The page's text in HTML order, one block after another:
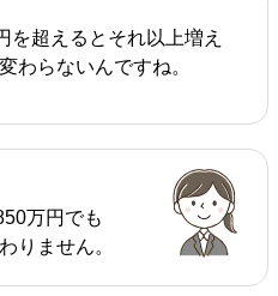
を超えるとそれ以上増え
わらないんですね。
万円でも
りません。